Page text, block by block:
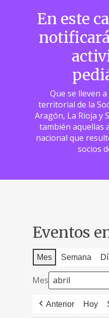
En este
Que se lleven
territorial de la
Aragón, La Rioja y
también aquellas
nacional que
socios
Eventos
Mes Semana
Mes
Anterior Hoy